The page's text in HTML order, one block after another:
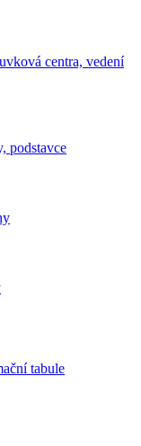
centra, vedení
podstavce
tabule